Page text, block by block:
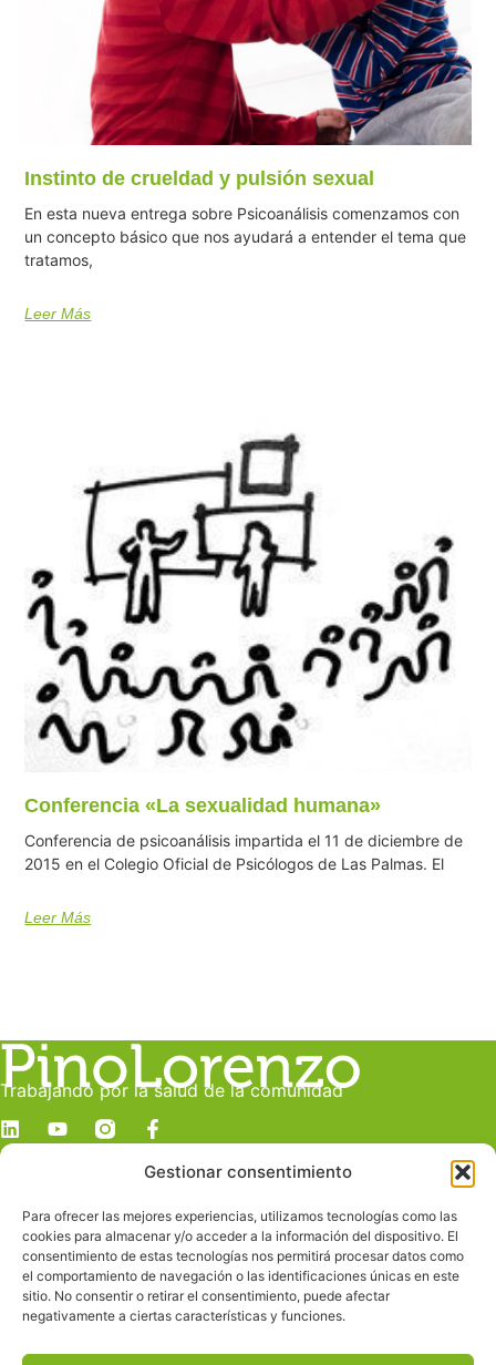
Gestionar consentimiento
Para ofrecer las mejores experiencias, utilizamos tecnologías como las
cookies para almacenar y/o acceder a la información del dispositivo. El
consentimiento de estas tecnologías nos permitirá procesar datos como
el comportamiento de navegación o las identificaciones únicas en este
sitio. No consentir o retirar el consentimiento, puede afectar
negativamente a ciertas características y funciones.
Instinto de crueldad y pulsión sexual
En esta nueva entrega sobre Psicoanálisis comenzamos con
un concepto básico que nos ayudará a entender el tema que
tratamos,
Leer Más
Conferencia «La sexualidad humana»
Conferencia de psicoanálisis impartida el 11 de diciembre de
2015 en el Colegio Oficial de Psicólogos de Las Palmas. El
Leer Más
Trabajando por la salud de la comunidad
Despacho E
Las Palmas de Gran Canaria
Contacto
info@pinolorenzo.com